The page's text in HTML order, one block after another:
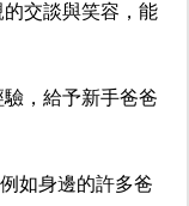
交談與笑容，能
，給予新手爸爸
如身邊的許多爸